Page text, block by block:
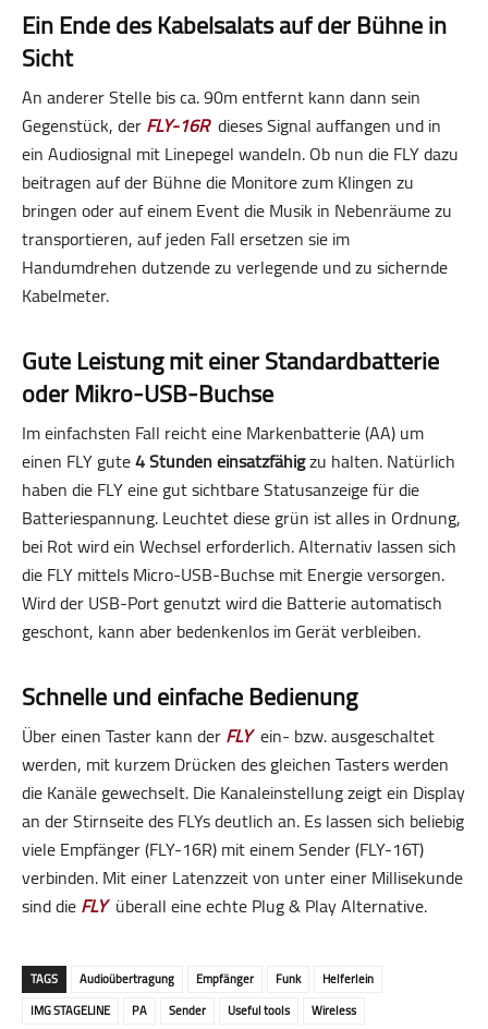
Ein Ende des Kabelsalats auf der Bühne in
Sicht
An anderer Stelle bis ca. 90m entfernt kann dann sein
Gegenstück, derFLY-16Rdieses Signal auffangen und in
ein Audiosignal mit Linepegel wandeln. Ob nun die FLY dazu
beitragen auf der Bühne die Monitore zum Klingen zu
bringen oder auf einem Event die Musik in Nebenräume zu
transportieren, auf jeden Fall ersetzen sie im
Handumdrehen dutzende zu verlegende und zu sichernde
Kabelmeter.
Gute Leistung mit einer Standardbatterie
oder Mikro-USB-Buchse
Im einfachsten Fall reicht eine Markenbatterie (AA) um
einen FLY gute4 Stunden einsatzfähigzu halten. Natürlich
haben die FLY eine gut sichtbare Statusanzeige für die
Batteriespannung. Leuchtet diese grün ist alles in Ordnung,
bei Rot wird ein Wechsel erforderlich. Alternativ lassen sich
die FLY mittels Micro-USB-Buchse mit Energie versorgen.
Wird der USB-Port genutzt wird die Batterie automatisch
geschont, kann aber bedenkenlos im Gerät verbleiben.
Schnelle und einfache Bedienung
Über einen Taster kann derFLYein- bzw. ausgeschaltet
werden, mit kurzem Drücken des gleichen Tasters werden
die Kanäle gewechselt. Die Kanaleinstellung zeigt ein Display
an der Stirnseite des FLYs deutlich an. Es lassen sich beliebig
viele Empfänger (FLY-16R) mit einem Sender (FLY-16T)
verbinden. Mit einer Latenzzeit von unter einer Millisekunde
sind dieFLYüberall eine echte Plug & Play Alternative.
TAGS Audioübertragung Empfänger Funk
Helferlein
IMG STAGELINE
PA Sender Useful tools Wireless